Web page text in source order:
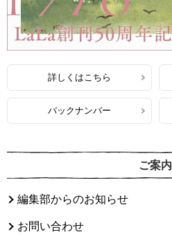
詳しくはこちら
バックナンバー
ご案内
編集部からのお知らせ
お問い合わせ